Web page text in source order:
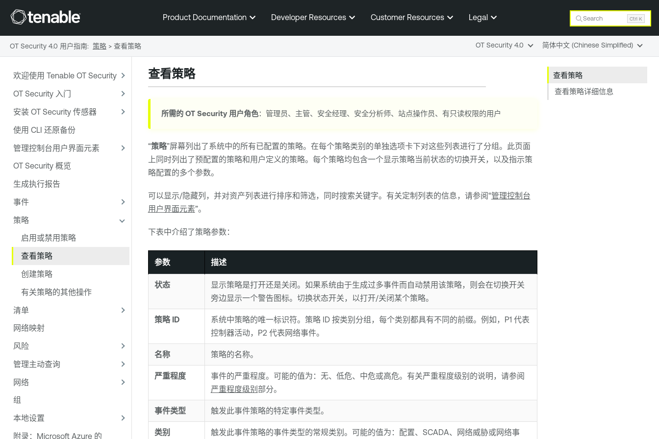
跳到主内容
Product Documentation Developer Resources Customer Resources Legal Search Ctrl K
欢迎使用 Tenable OT Security
OT Security 入门
安装 OT Security 传感器
使用 CLI 还原备份
管理控制台用户界面元素
OT Security 概览
生成执行报告
事件
策略
启用或禁用策略
查看策略
创建策略
有关策略的其他操作
清单
网络映射
风险
管理主动查询
网络
组
本地设置
附录：Microsoft Azure 的
查看策略
查看策略详细信息
查看策略
所需的OT Security 用户角色：管理员、主管、安全经理、安全分析师、站点操作员、有只读权限的用户
“策略”屏幕列出了系统中的所有已配置的策略。在每个策略类别的单独选项卡下对这些列表进行了分组。此页面
上同时列出了预配置的策略和用户定义的策略。每个策略均包含一个显示策略当前状态的切换开关，以及指示策
略配置的多个参数。
可以显示/隐藏列，并对资产列表进行排序和筛选，同时搜索关键字。有关定制列表的信息，请参阅“管理控制台
用户界面元素”。
下表中介绍了策略参数：
参数 描述
状态
显示策略是打开还是关闭。如果系统由于生成过多事件而自动禁用该策略，则会在切换开关
旁边显示一个警告图标。切换状态开关，以打开/关闭某个策略。
策略 ID
系统中策略的唯一标识符。策略 ID 按类别分组，每个类别都具有不同的前缀。例如，P1 代表
控制器活动，P2 代表网络事件。
名称 策略的名称。
严重程度
事件的严重程度。可能的值为：无、低危、中危或高危。有关严重程度级别的说明，请参阅
严重程度级别 部分。
事件类型 触发此事件策略的特定事件类型。
类别 触发此事件策略的事件类型的常规类别。可能的值为：配置、SCADA、网络威胁或网络事
OT Security 4.0 用户指南: 策略 > 查看策略 OT Security 4.0 简体中文 (Chinese Simplified)